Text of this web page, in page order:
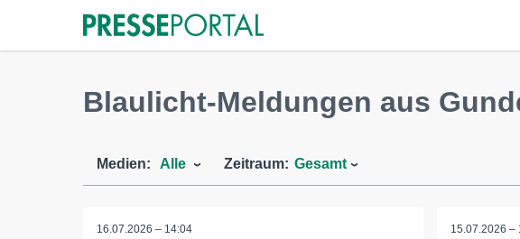
Blaulicht-Meldungen aus
Medien: Alle Zeitraum: Gesamt
16.07.2026 – 14:04 15.07.2026 –